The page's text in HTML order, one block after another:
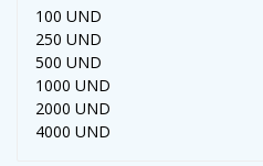
100 UND
250 UND
500 UND
1000 UND
2000 UND
4000 UND